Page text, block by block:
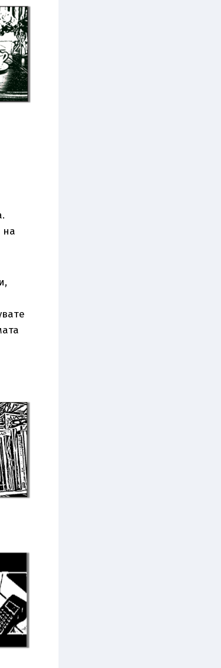
на